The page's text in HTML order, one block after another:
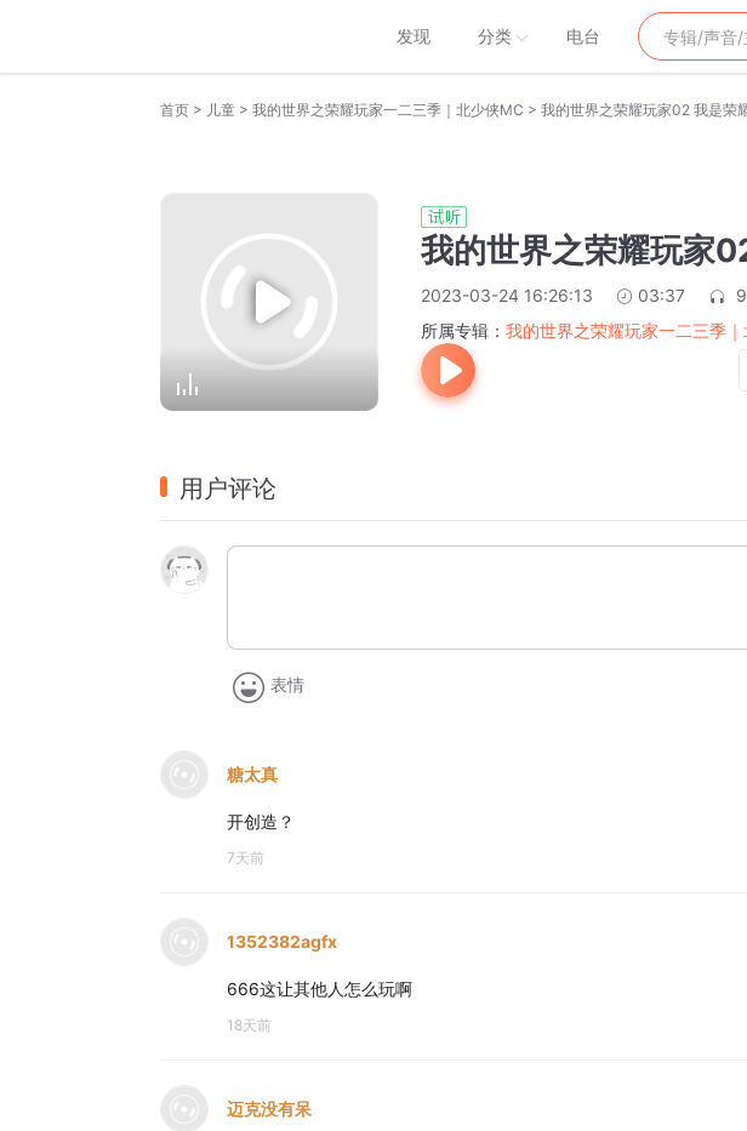
发现 分类 电台
首页 > 儿童 > 我的世界之荣耀玩家一二三季｜北少侠MC > 我的世界之荣耀玩家02 我是荣
我的世界之荣耀玩家
2023-03-24 16:26:13 03:37
所属专辑： 我的世界之荣耀玩家一二三季
用户评论
表情
糖太真
开创造？
7天前
1352382agfx
666这让其他人怎么玩啊
18天前
迈克没有呆